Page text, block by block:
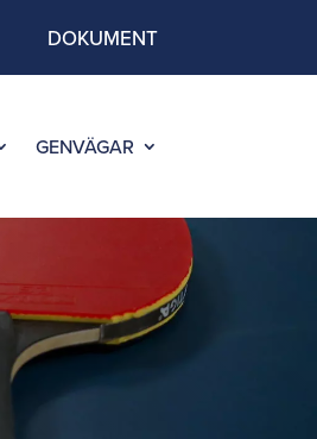
DOKUMENT
GENVÄGAR